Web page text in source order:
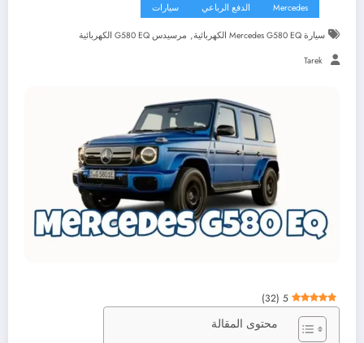
Mercedes الدفع الرباعي سيارات
سيارة Mercedes G580 EQ الكهربائية , مرسيدس G580 EQ الكهربائية
Tarek
5
(
32
)
محتوى المقالة